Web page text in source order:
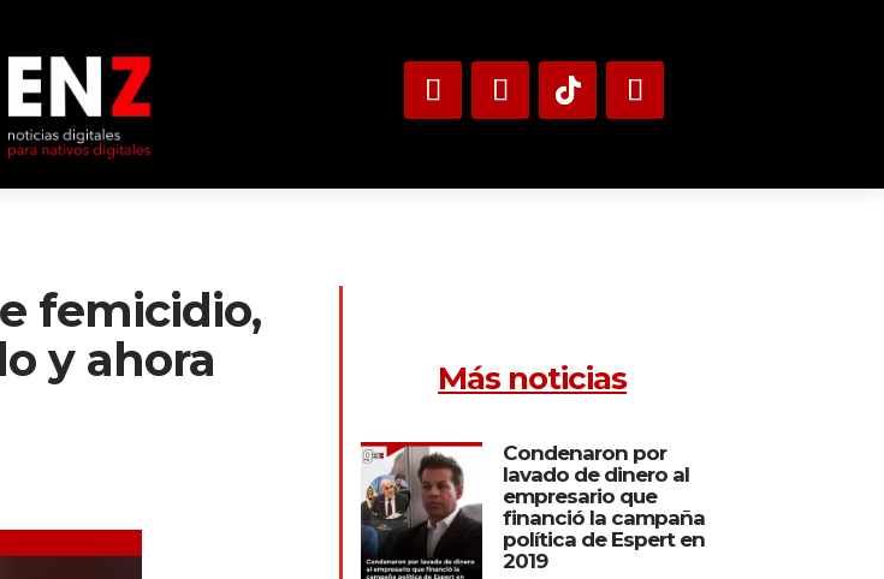
femicidio,
y ahora
Más noticias
Condenaron por
lavado de dinero al
empresario que
financió la campaña
política de Espert en
2019